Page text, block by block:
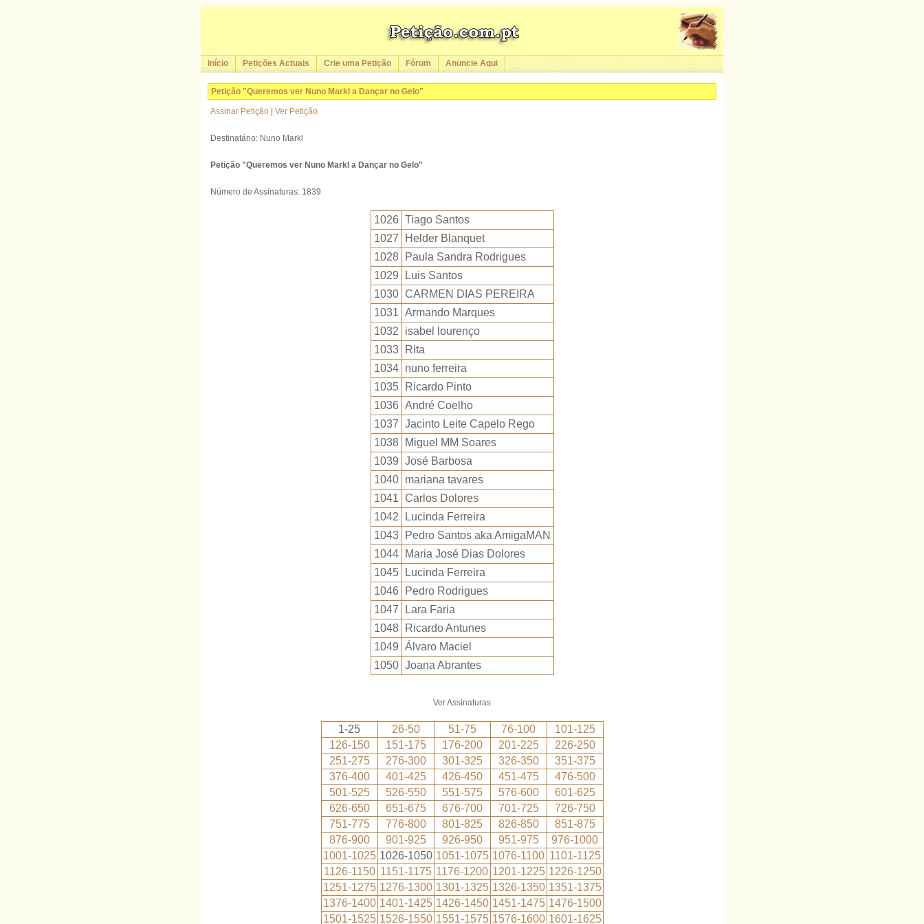
Início Petições Actuais Crie uma Petição Fórum Anuncie Aqui
Petição "Queremos ver Nuno Markl a Dançar no Gelo"
Assinar Petição Ver Petição
Destinatário: Nuno Markl
Petição "Queremos ver Nuno Markl a Dançar no Gelo"
Número de Assinaturas: 1839
1026 Tiago Santos
1027
Helder Blanquet
1028
Paula Sandra Rodrigues
1029
Luis Santos
1030 CARMEN DIAS PEREIRA
1031 Armando Marques
1032
isabel lourenço
1033
Rita
1034
nuno ferreira
1035
Ricardo Pinto
1036 André Coelho
1037 Jacinto Leite Capelo Rego
1038
Miguel MM Soares
1039 José Barbosa
1040
mariana tavares
1041 Carlos Dolores
1042
Lucinda Ferreira
1043
Pedro Santos aka AmigaMAN
1044
Maria José Dias Dolores
1045
Lucinda Ferreira
1046
Pedro Rodrigues
1047
Lara Faria
1048
Ricardo Antunes
1049 Álvaro Maciel
1050 Joana Abrantes
Ver Assinaturas
1-25 26-50 51-75 76-100
101-125
126-150
151-175 176-200 201-225
226-250
251-275
276-300 301-325 326-350
351-375
376-400
401-425 426-450 451-475
476-500
501-525
526-550 551-575 576-600
601-625
626-650
651-675 676-700 701-725
726-750
751-775
776-800 801-825 826-850
851-875
876-900
901-925 926-950 951-975
976-1000
1001-1025 1026-1050 1051-1075 1076-1100 1101-1125
1126-1150 1151-1175 1176-1200 1201-1225 1226-1250
1251-1275 1276-1300 1301-1325 1326-1350 1351-1375
1376-1400 1401-1425 1426-1450 1451-1475 1476-1500
1501-1525 1526-1550 1551-1575 1576-1600 1601-1625